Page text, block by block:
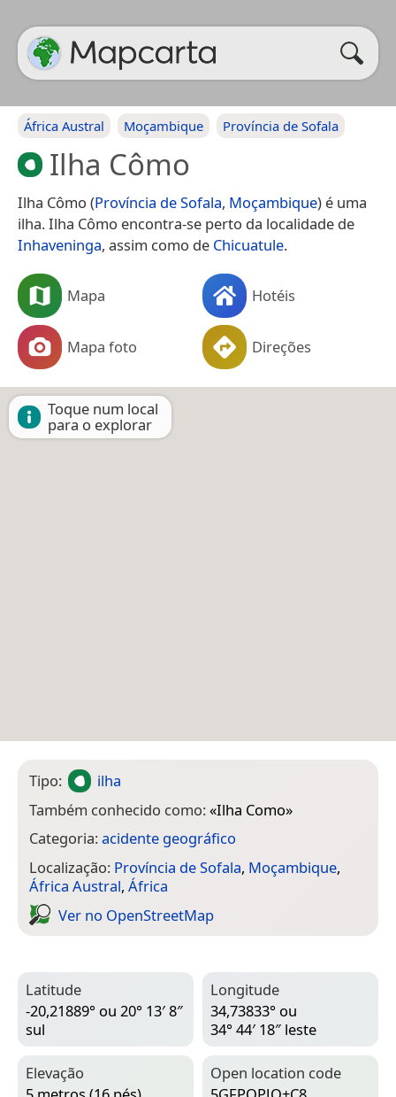
África Austral Moçambique Província de Sofala
Ilha Cômo
Ilha Cômo (Província de Sofala, Moçambique) é uma
ilha. Ilha Cômo encontra-se perto da localidade de
Inhaveninga, assim como de Chicuatule.
Mapa Hotéis
Mapa foto Direções
Toque num local
para o explorar
Tipo:
ilha
Também conhecido como:«Ilha Como»
Categoria:acidente geográfico
Localização: Província de Sofala, Moçambique,
África Austral, África
Ver no Open­Street­Map
Latitude
-20,21889° ou 20° 13′ 8″
sul
Longitude
34,73833° ou
34° 44′ 18″ leste
Elevação
Open location code